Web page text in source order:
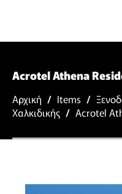
Acrotel Athena
Αρχική / Items /
Χαλκιδικής / Acrotel